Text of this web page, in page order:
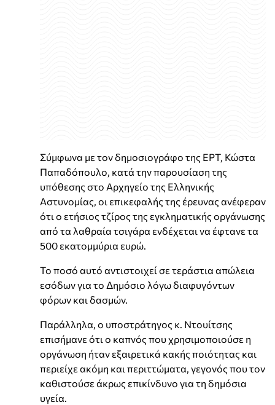
Σύμφωνα με τον δημοσιογράφο της ΕΡΤ, Κώστα
Παπαδόπουλο, κατά την παρουσίαση της
υπόθεσης στο Αρχηγείο της Ελληνικής
Αστυνομίας, οι επικεφαλής της έρευνας ανέφεραν
ότι ο ετήσιος τζίρος της εγκληματικής οργάνωσης
από τα λαθραία τσιγάρα ενδέχεται να έφτανε τα
500 εκατομμύρια ευρώ.
Το ποσό αυτό αντιστοιχεί σε τεράστια απώλεια
εσόδων για το Δημόσιο λόγω διαφυγόντων
φόρων και δασμών.
Παράλληλα, ο υποστράτηγος κ. Ντουίτσης
επισήμανε ότι ο καπνός που χρησιμοποιούσε η
οργάνωση ήταν εξαιρετικά κακής ποιότητας και
περιείχε ακόμη και περιττώματα, γεγονός που τον
καθιστούσε άκρως επικίνδυνο για τη δημόσια
υγεία.